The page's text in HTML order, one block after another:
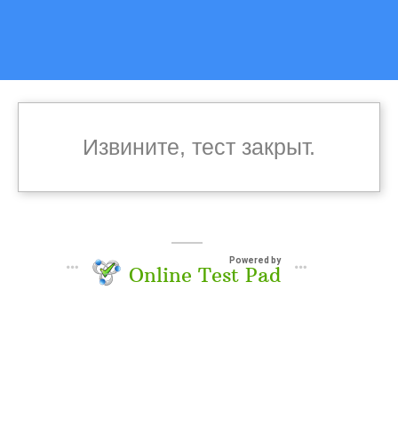
Извините, тест закрыт.
Powered by
Online Test Pad